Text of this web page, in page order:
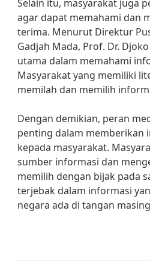
Selain itu, masyarakat juga
agar dapat memahami dan
terima. Menurut Direktur
Gadjah Mada, Prof. Dr.
utama dalam memahami
Masyarakat yang memiliki
memilah dan memilih
Dengan demikian, peran
penting dalam memberikan
kepada masyarakat.
sumber informasi dan
memilih dengan bijak pada
terjebak dalam informasi
negara ada di tangan